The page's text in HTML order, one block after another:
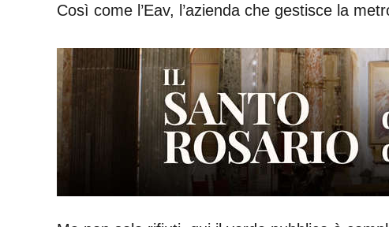
Così come l’Eav, l’azienda che gestisce la